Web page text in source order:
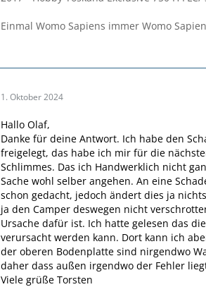
Einmal Womo Sapiens immer Womo
1. Oktober 2024
Hallo Olaf,
Danke für deine Antwort. Ich habe den
freigelegt, das habe ich mir für die
Schlimmes. Das ich Handwerklich nicht
Sache wohl selber angehen. An eine
schon gedacht, jedoch ändert dies ja
ja den Camper deswegen nicht
Ursache dafür ist. Ich hatte gelesen das
verursacht werden kann. Dort kann ich
der oberen Bodenplatte sind nirgendwo
daher dass außen irgendwo der Fehler
Viele grüße Torsten